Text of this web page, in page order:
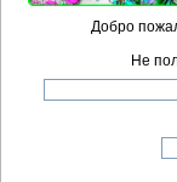
Добро
Не